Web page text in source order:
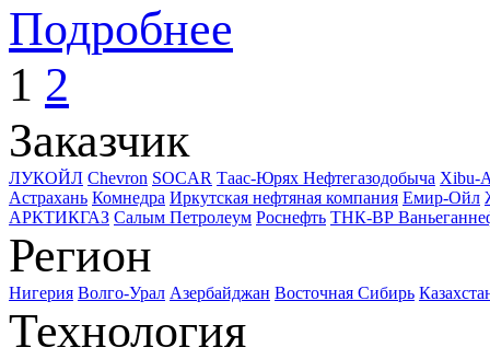
Подробнее
1 2
Заказчик
ЛУКОЙЛ Chevron SOCAR Таас-Юрях Нефтегазодобыча Xibu-
Астрахань Комнедра Иркутская нефтяная компания Емир-Ойл
АРКТИКГАЗ Салым Петролеум Роснефть ТНК-ВР
Регион
Нигерия Волго-Урал Азербайджан Восточная Сибирь
Технология